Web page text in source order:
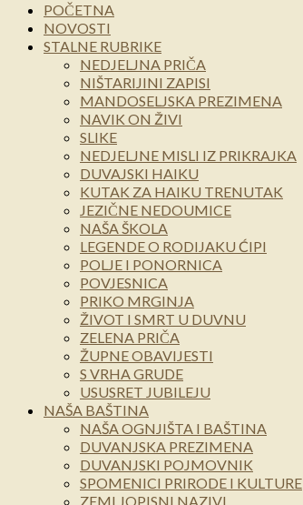
POČETNA
NOVOSTI
STALNE RUBRIKE
NEDJELJNA PRIČA
NIŠTARIJINI ZAPISI
MANDOSELJSKA PREZIMENA
NAVIK ON ŽIVI
SLIKE
NEDJELJNE MISLI IZ PRIKRAJKA
DUVAJSKI HAIKU
KUTAK ZA HAIKU TRENUTAK
JEZIČNE NEDOUMICE
NAŠA ŠKOLA
LEGENDE O RODIJAKU ĆIPI
POLJE I PONORNICA
POVJESNICA
PRIKO MRGINJA
ŽIVOT I SMRT U DUVNU
ZELENA PRIČA
ŽUPNE OBAVIJESTI
S VRHA GRUDE
USUSRET JUBILEJU
NAŠA BAŠTINA
NAŠA OGNJIŠTA I BAŠTINA
DUVANJSKA PREZIMENA
DUVANJSKI POJMOVNIK
SPOMENICI PRIRODE I KULTURE
ZEMLJOPISNI NAZIVI